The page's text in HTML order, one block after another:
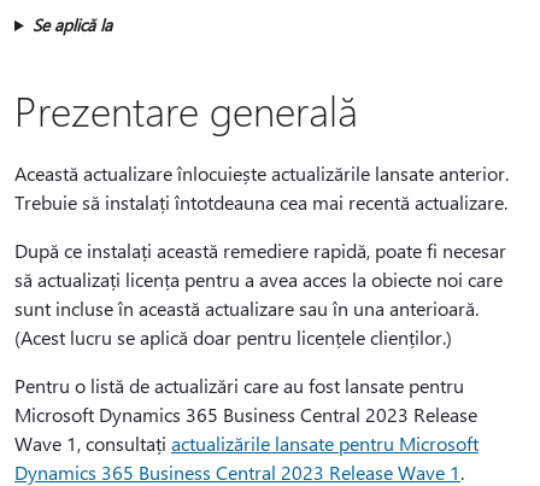
Se aplică la
Prezentare generală
Această actualizare înlocuiește actualizările lansate anterior.
Trebuie să instalați întotdeauna cea mai recentă actualizare.
După ce instalați această remediere rapidă, poate fi necesar
să actualizați licența pentru a avea acces la obiecte noi care
sunt incluse în această actualizare sau în una anterioară.
(Acest lucru se aplică doar pentru licențele clienților.)
Pentru o listă de actualizări care au fost lansate pentru
Microsoft Dynamics 365 Business Central 2023 Release
Wave 1, consultați actualizările lansate pentru Microsoft
Dynamics 365 Business Central 2023 Release Wave 1.